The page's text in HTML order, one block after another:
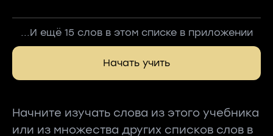
...И ещё 15 слов в этом списке в приложении
Начать учить
Начните изучать слова из этого учебника
или из множества других списков слов в